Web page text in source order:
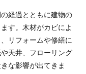
経過とともに建物の
す。木材がカビによ
リフォームや修繕に
天井、フローリング
な影響が出てきま